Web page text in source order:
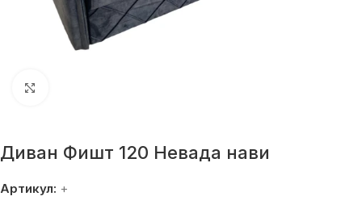
Диван Фишт 120 Невада нави
Артикул: +